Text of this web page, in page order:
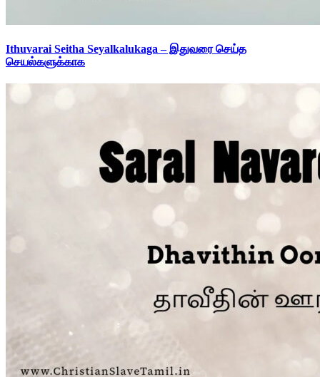
Ithuvarai Seitha Seyalkalukaga – இதுவரை செய்த
செயல்களுக்காக